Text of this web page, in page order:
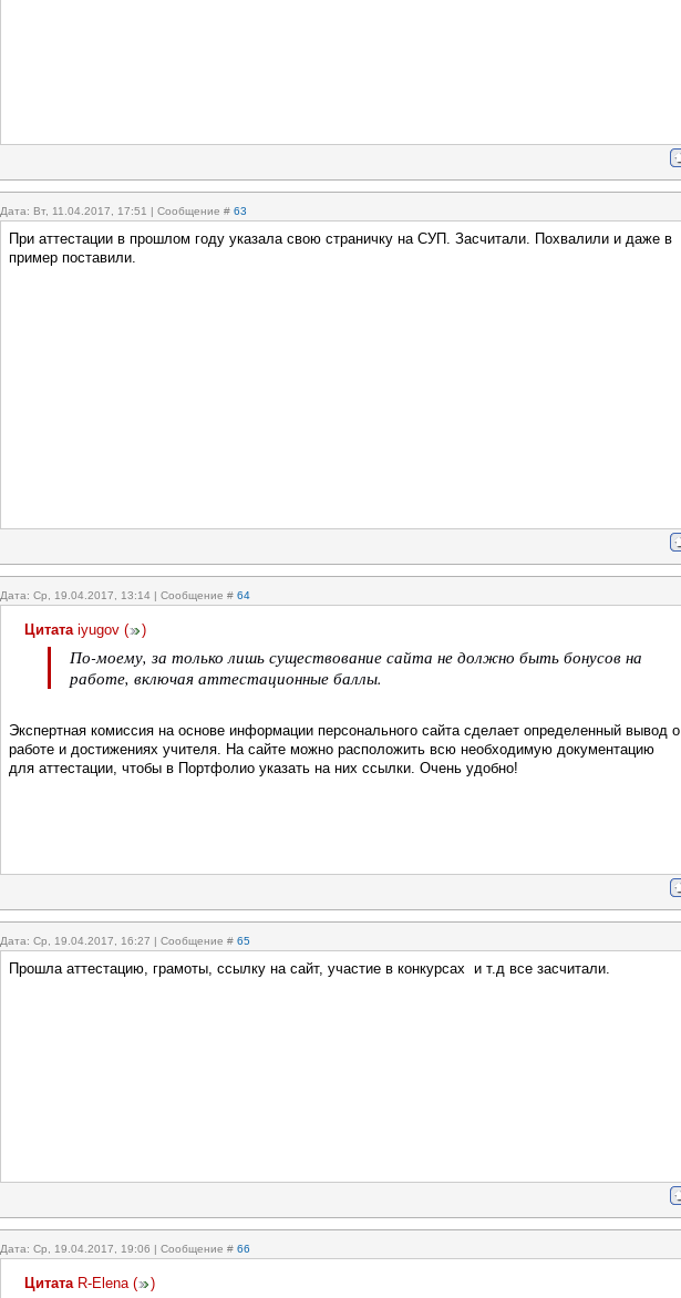
Дата: Вт, 11.04.2017, 17:51 | Сообщение # 63
При аттестации в прошлом году указала свою страничку на СУП. Засчитали. Похвалили и даже в
пример поставили.
Дата: Ср, 19.04.2017, 13:14 | Сообщение # 64
Цитата iyugov ( )
По-моему, за только лишь существование сайта не должно быть бонусов на
работе, включая аттестационные баллы.
Экспертная комиссия на основе информации персонального сайта сделает определенный вывод о
работе и достижениях учителя. На сайте можно расположить всю необходимую документацию
для аттестации, чтобы в Портфолио указать на них ссылки. Очень удобно!
Дата: Ср, 19.04.2017, 16:27 | Сообщение # 65
Прошла аттестацию, грамоты, ссылку на сайт, участие в конкурсах и т.д все засчитали.
Дата: Ср, 19.04.2017, 19:06 | Сообщение # 66
Цитата R-Elena( )